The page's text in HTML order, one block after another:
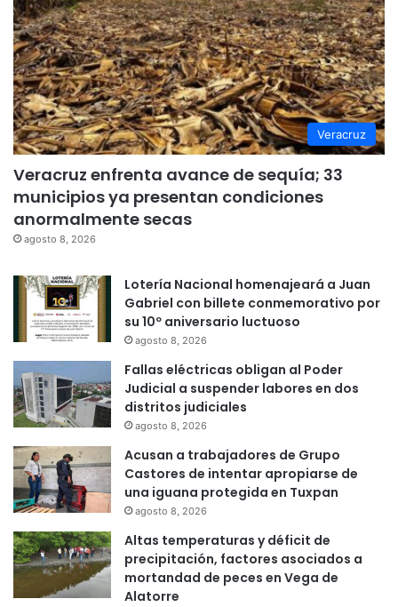
Veracruz
Veracruz enfrenta avance de sequía; 33
municipios ya presentan condiciones
anormalmente secas
agosto 8, 2026
Lotería Nacional homenajeará a Juan
Gabriel con billete conmemorativo por
su 10º aniversario luctuoso
agosto 8, 2026
Fallas eléctricas obligan al Poder
Judicial a suspender labores en dos
distritos judiciales
agosto 8, 2026
Acusan a trabajadores de Grupo
Castores de intentar apropiarse de
una iguana protegida en Tuxpan
agosto 8, 2026
Altas temperaturas y déficit de
precipitación, factores asociados a
mortandad de peces en Vega de
Alatorre